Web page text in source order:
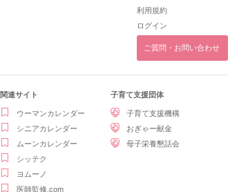
利用規約
ログイン
ご質問・お問い合わせ
関連サイト
ウーマンカレンダー
シニアカレンダー
ムーンカレンダー
シッテク
ヨムーノ
医師監修.com
子育て支援団体
子育て支援機構
おぎゃー献金
母子栄養懇話会